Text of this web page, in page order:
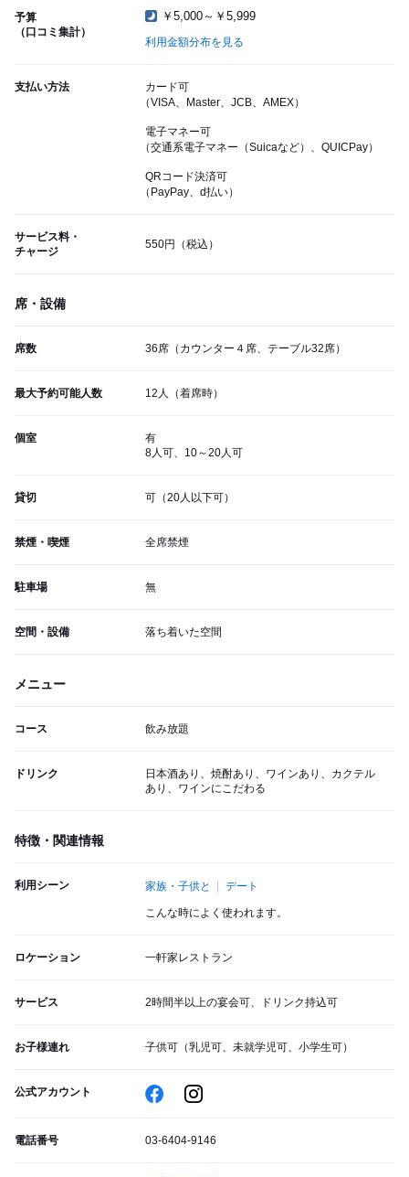
予算
（口コミ集計）
￥5,000～￥5,999
利用金額分布を見る
支払い方法
カード可
（VISA、Master、JCB、AMEX）
電子マネー可
（交通系電子マネー（Suicaなど）、QUICPay）
QRコード決済可
（PayPay、d払い）
サービス料・
チャージ
550円（税込）
席・設備
席数 36席（カウンター４席、テーブル32席）
最大予約可能人数 12人（着席時）
個室
有
8人可、10～20人可
貸切 可（20人以下可）
禁煙・喫煙 全席禁煙
駐車場 無
空間・設備 落ち着いた空間
メニュー
コース 飲み放題
ドリンク
日本酒あり、焼酎あり、ワインあり、カクテル
あり、ワインにこだわる
特徴・関連情報
利用シーン 家族・子供と デート
こんな時によく使われます。
ロケーション 一軒家レストラン
サービス 2時間半以上の宴会可、ドリンク持込可
お子様連れ 子供可（乳児可、未就学児可、小学生可）
公式アカウント
電話番号 03-6404-9146